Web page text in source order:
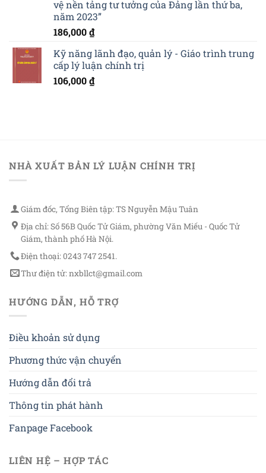
vệ nền tảng tư tưởng của Đảng lần thứ ba,
năm 2023”
186,000₫
Kỹ năng lãnh đạo, quản lý - Giáo trình trung
cấp lý luận chính trị
106,000₫
NHÀ XUẤT BẢN LÝ LUẬN CHÍNH TRỊ
Giám đốc, Tổng Biên tập: TS Nguyễn Mậu Tuân
Địa chỉ: Số 56B Quốc Tử Giám, phường Văn Miếu - Quốc Tử
Giám, thành phố Hà Nội.
Điện thoại: 0243 747 2541.
Thư điện tử: nxbllct@gmail.com
HƯỚNG DẪN, HỖ TRỢ
Điều khoản sử dụng
Phương thức vận chuyển
Hướng dẫn đổi trả
Thông tin phát hành
Fanpage Facebook
LIÊN HỆ – HỢP TÁC